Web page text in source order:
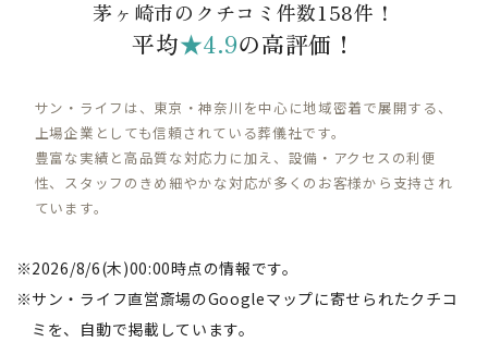
茅ヶ崎市のクチコミ件数158件！
平均★4.9の高評価！
サン・ライフは、東京・神奈川を中心に地域密着で展開する、
上場企業としても信頼されている葬儀社です。
豊富な実績と高品質な対応力に加え、設備・アクセスの利便
性、スタッフのきめ細やかな対応が多くのお客様から支持され
ています。
2026/8/6(木)00:00時点の情報です。
サン・ライフ直営斎場のGoogleマップに寄せられたクチコ
ミを、自動で掲載しています。